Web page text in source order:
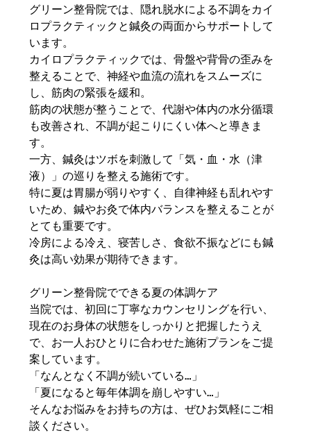
グリーン整骨院では、隠れ脱水による不調をカイ
ロプラクティックと鍼灸の両面からサポートして
います。
カイロプラクティックでは、骨盤や背骨の歪みを
整えることで、神経や血流の流れをスムーズに
し、筋肉の緊張を緩和。
筋肉の状態が整うことで、代謝や体内の水分循環
も改善され、不調が起こりにくい体へと導きま
す。
一方、鍼灸はツボを刺激して「気・血・水（津
液）」の巡りを整える施術です。
特に夏は胃腸が弱りやすく、自律神経も乱れやす
いため、鍼やお灸で体内バランスを整えることが
とても重要です。
冷房による冷え、寝苦しさ、食欲不振などにも鍼
灸は高い効果が期待できます。
グリーン整骨院でできる夏の体調ケア
当院では、初回に丁寧なカウンセリングを行い、
現在のお身体の状態をしっかりと把握したうえ
で、お一人おひとりに合わせた施術プランをご提
案しています。
「なんとなく不調が続いている…」
「夏になると毎年体調を崩しやすい…」
そんなお悩みをお持ちの方は、ぜひお気軽にご相
談ください。